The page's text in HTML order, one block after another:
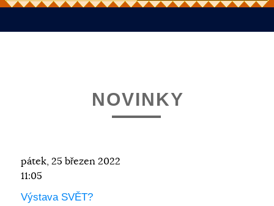
NOVINKY
pátek, 25 březen 2022
11:05
Výstava SVĚT?